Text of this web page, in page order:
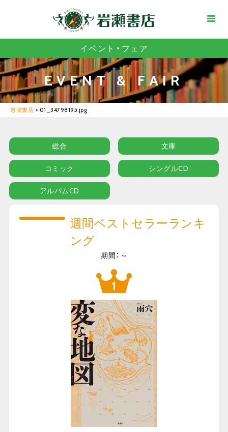
イベント・フェア
EVENT & FAIR
岩瀬書店 > 01_34798195.jpg
総合 文庫
コミック シングルCD
アルバムCD
週間ベストセラーランキ
ング
期間：～